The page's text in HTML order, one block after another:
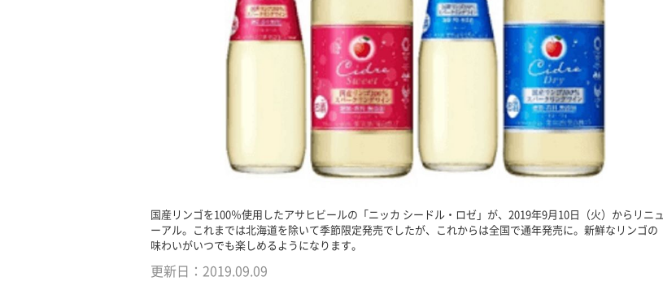
国産リンゴを100％使用したアサヒビールの「ニッカ シードル・ロゼ」が、2019年9月10日（火）からリニュ
ーアル。これまでは北海道を除いて季節限定発売でしたが、これからは全国で通年発売に。新鮮なリンゴの
味わいがいつでも楽しめるようになります。
更新日： 2019.09.09